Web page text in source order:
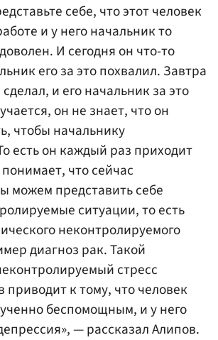
себе, что этот человек
и у него начальник то
И сегодня он что-то
его за это похвалил. Завтра
и его начальник за это
он не знает, что он
чтобы начальнику
есть он каждый раз приходит
что сейчас
можем представить себе
ситуации, то есть
неконтролируемого
диагноз рак. Такой
стресс
приводит к тому, что человек
беспомощным, и у него
— рассказал Алипов.